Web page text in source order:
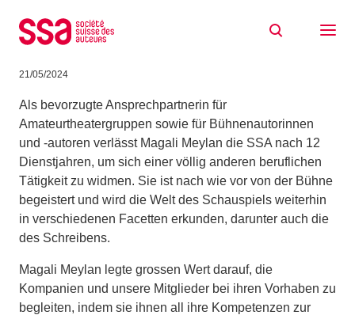
die SSA Ende Juni 2024
21/05/2024
Als bevorzugte Ansprechpartnerin für
Amateurtheatergruppen sowie für Bühnenautorinnen
und -autoren verlässt Magali Meylan die SSA nach 12
Dienstjahren, um sich einer völlig anderen beruflichen
Tätigkeit zu widmen. Sie ist nach wie vor von der Bühne
begeistert und wird die Welt des Schauspiels weiterhin
in verschiedenen Facetten erkunden, darunter auch die
des Schreibens.
Magali Meylan legte grossen Wert darauf, die
Kompanien und unsere Mitglieder bei ihren Vorhaben zu
begleiten, indem sie ihnen all ihre Kompetenzen zur